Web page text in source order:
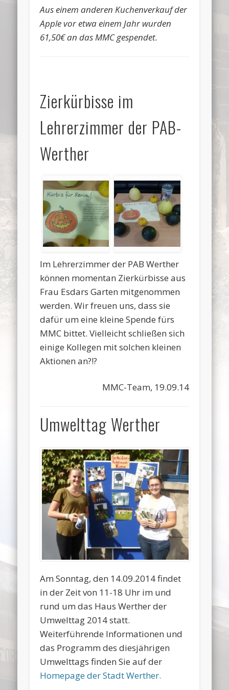
Aus einem anderen Kuchenverkauf der
Apple vor etwa einem Jahr wurden
61,50€ an das MMC gespendet.
Zierkürbisse im
Lehrerzimmer der PAB-
Werther
Im Lehrerzimmer der PAB Werther
können momentan Zierkürbisse aus
Frau Esdars Garten mitgenommen
werden. Wir freuen uns, dass sie
dafür um eine kleine Spende fürs
MMC bittet. Vielleicht schließen sich
einige Kollegen mit solchen kleinen
Aktionen an?!?
MMC-Team, 19.09.14
Umwelttag Werther
Am Sonntag, den 14.09.2014 findet
in der Zeit von 11-18 Uhr im und
rund um das Haus Werther der
Umwelttag 2014 statt.
Weiterführende Informationen und
das Programm des diesjährigen
Umwelttags finden Sie auf der
Homepage der Stadt Werther.